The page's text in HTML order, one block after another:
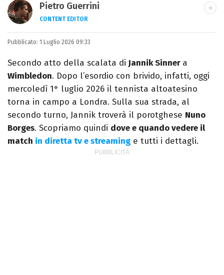
Pietro Guerrini
CONTENT EDITOR
Laurea in Lettere, smania di viaggi e
passione per i cartoni (della pizza e della
Pixar).
Pubblicato: 1 Luglio 2026 09:33
Secondo atto della scalata di Jannik Sinner a
Wimbledon. Dopo l’esordio con brivido, infatti, oggi
mercoledì 1° luglio 2026 il tennista altoatesino
torna in campo a Londra. Sulla sua strada, al
secondo turno, Jannik troverà il porotghese Nuno
Borges. Scopriamo quindi dove e quando vedere il
match in diretta tv e streaming e tutti i dettagli.